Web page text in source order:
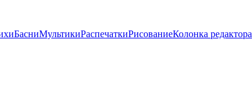
БасниМультикиРаспечаткиРисованиеКолонка редактора